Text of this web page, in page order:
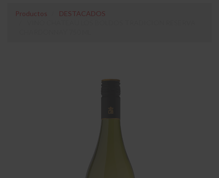
Productos
DESTACADOS